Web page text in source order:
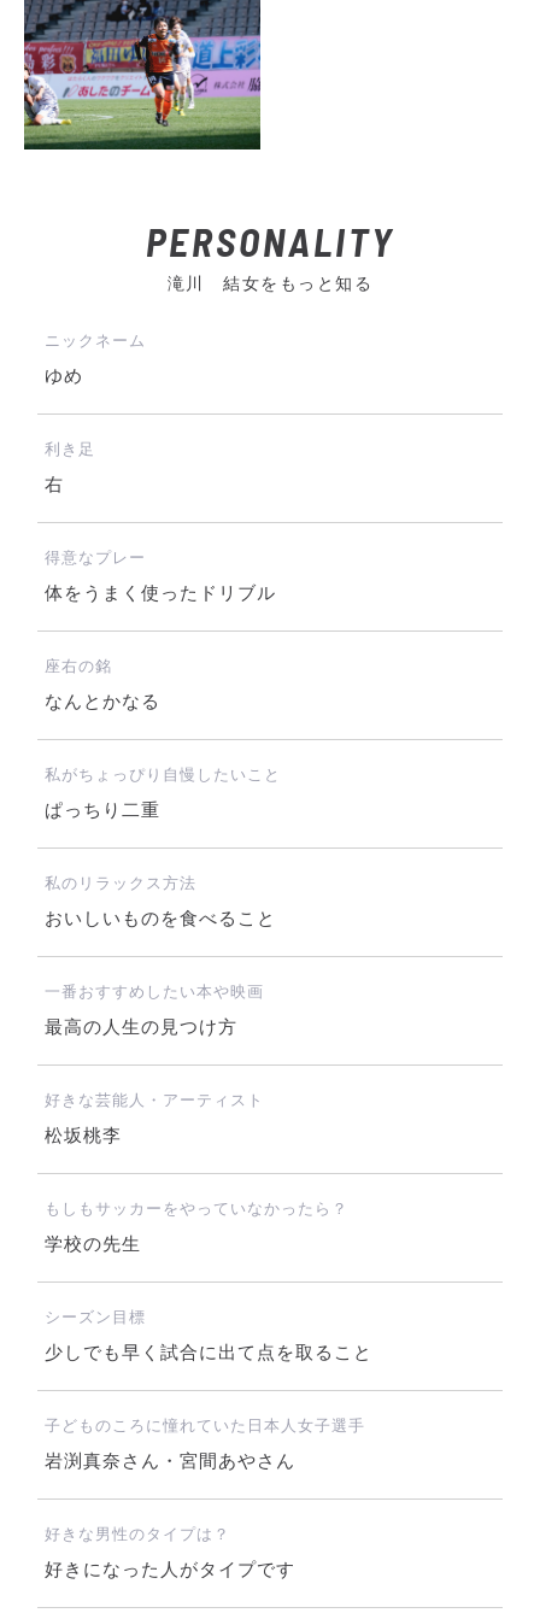
PERSONALITY
滝川 結女をもっと知る
ニックネーム
ゆめ
利き足
右
得意なプレー
体をうまく使ったドリブル
座右の銘
なんとかなる
私がちょっぴり自慢したいこと
ぱっちり二重
私のリラックス方法
おいしいものを食べること
一番おすすめしたい本や映画
最高の人生の見つけ方
好きな芸能人・アーティスト
松坂桃李
もしもサッカーをやっていなかったら？
学校の先生
シーズン目標
少しでも早く試合に出て点を取ること
子どものころに憧れていた日本人女子選手
岩渕真奈さん・宮間あやさん
好きな男性のタイプは？
好きになった人がタイプです